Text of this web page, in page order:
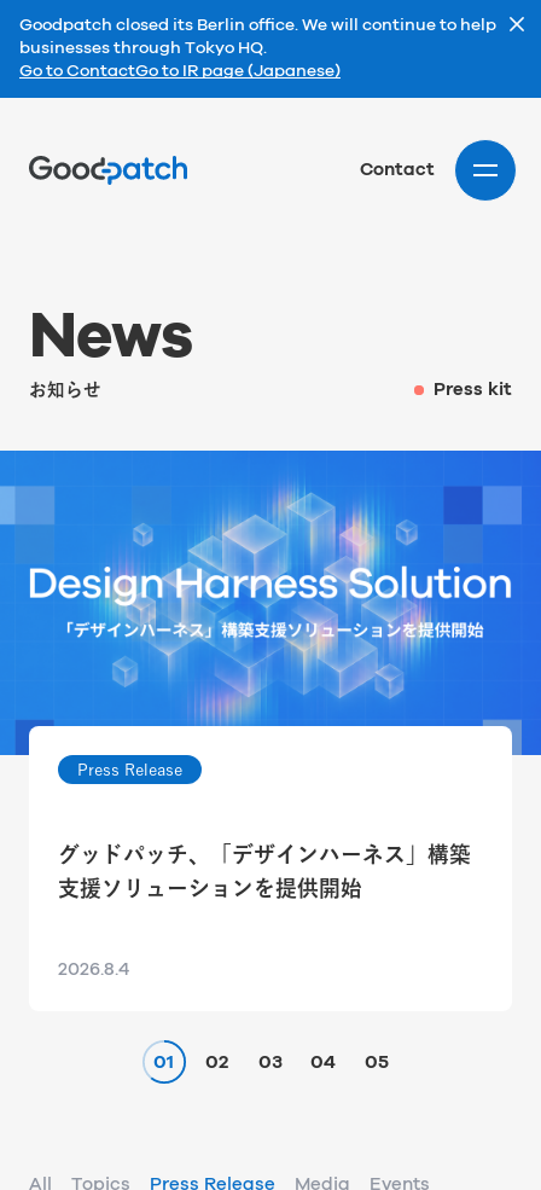
Goodpatch closed its Berlin office. We will continue to help
businesses through Tokyo HQ.
Go to ContactGo to IR page (Japanese)
Contact
News
お知らせ Press kit
Press Release
グッドパッチ、「デザインハーネス」構築
支援ソリューションを提供開始
2026.8.4
01 02 03 04 05
All Topics Press Release Media Events